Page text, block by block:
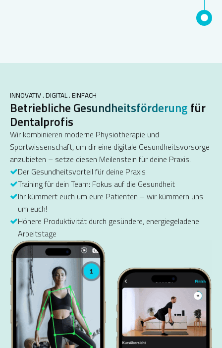
INNOVATIV . DIGITAL . EINFACH
BetrieblicheGesundheitsförderungfür
Dentalprofis
Wir kombinieren moderne Physiotherapie und
Sportwissenschaft, um dir eine digitale Gesundheitsvorsorge
anzubieten – setze diesen Meilenstein für deine Praxis.
Der Gesundheitsvorteil für deine Praxis
Training für dein Team: Fokus auf die Gesundheit
Ihr kümmert euch um eure Patienten – wir kümmern uns
um euch!
Höhere Produktivität durch gesündere, energiegeladene
Arbeitstage